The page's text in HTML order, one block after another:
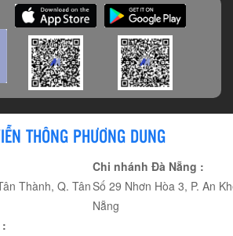
THÔNG PHƯƠNG DUNG
Thành, Q. Tân
Chi nhánh Đà Nẵng :
Số 29 Nhơn Hòa 3, P. An
Nẵng